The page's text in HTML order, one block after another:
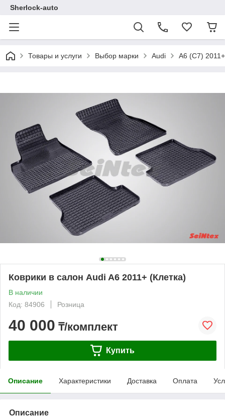
Sherlock-auto
Товары и услуги Выбор марки Audi A6 (C7)
Коврики в салон Audi A6 2011+ (Клетка)
В наличии
Код: 84906
Розница
40 000 ₸/комплект
Купить
Описание Характеристики Доставка Оплата
Описание